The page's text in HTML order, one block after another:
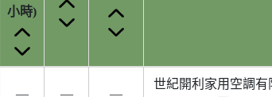
小時)
— — —
世紀開利家用空調有